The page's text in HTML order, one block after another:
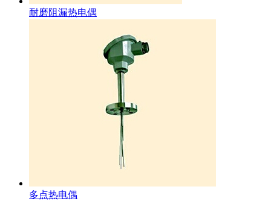
耐磨阻漏热电偶
多点热电偶